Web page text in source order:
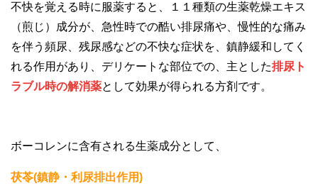
不快を覚える時に服薬すると、１１種類の生薬乾燥エキス
（煎じ）成分が、急性時での酷い排尿痛や、慢性的な痛み
を伴う頻尿、残尿感などの不快な症状を、鎮静緩和してく
れる作用があり、デリケートな部位での、主とした排尿ト
ラブル時の解消薬として効果が得られる方剤です。
ボーコレンに含有される生薬成分として、
茯苓(鎮静・利尿排出作用)